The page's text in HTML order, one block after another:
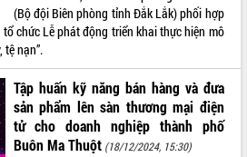
(Bộ đội Biên phòng tỉnh Đắk Lắk) phối hợp
chức Lễ phát động triển khai thực hiện mô
tệ nạn”.
Tập huấn kỹ năng bán hàng và đưa
sản phẩm lên sàn thương mại điện
tử cho doanh nghiệp thành phố
Buôn Ma Thuột (18/12/2024, 15:30)